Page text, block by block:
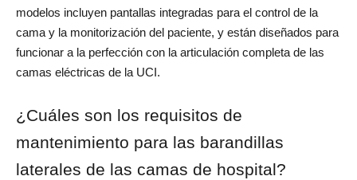
modelos incluyen pantallas integradas para el control de la
cama y la monitorización del paciente, y están diseñados para
funcionar a la perfección con la articulación completa de las
camas eléctricas de la UCI.
¿Cuáles son los requisitos de
mantenimiento para las barandillas
laterales de las camas de hospital?